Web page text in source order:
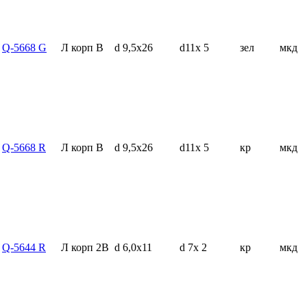
Q-5668 G Л корп В d 9,5x26 d11x 5 зел мкд
Q-5668 R Л корп В d 9,5x26 d11x 5 кр мкд
Q-5644 R Л корп 2В d 6,0x11 d 7x 2 кр мкд